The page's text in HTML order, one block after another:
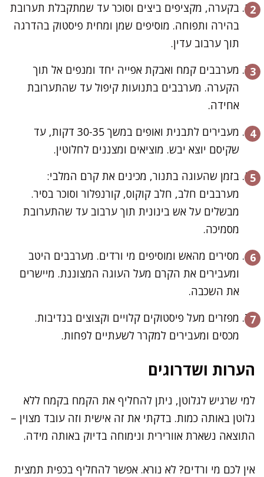
בקערה, מקציפים ביצים וסוכר עד שמתקבלת תערובת
בהירה ותפוחה. מוסיפים שמן ומחית פיסטוק בהדרגה
תוך ערבוב עדין.
מערבבים קמח ואבקת אפייה יחד ומנפים אל תוך
הקערה. מערבבים בתנועות קיפול עד שהתערובת
אחידה.
מעבירים לתבנית ואופים במשך 30-35 דקות, עד
שקיסם יוצא יבש. מוציאים ומצננים לחלוטין.
בזמן שהעוגה בתנור, מכינים את קרם המלבי:
מערבבים חלב, חלב קוקוס, קורנפלור וסוכר בסיר.
מבשלים על אש בינונית תוך ערבוב עד שהתערובת
מסמיכה.
מסירים מהאש ומוסיפים מי ורדים. מערבבים היטב
ומעבירים את הקרם מעל העוגה המצוננת. מיישרים
את השכבה.
מפזרים מעל פיסטוקים קלויים וקצוצים בנדיבות.
מכסים ומעבירים למקרר לשעתיים לפחות.
הערות ושדרוגים
למי שרגיש לגלוטן, ניתן להחליף את הקמח בקמח ללא
גלוטן באותה כמות. בדקתי את זה אישית וזה עובד מצוין –
התוצאה נשארת אוורירית ונימוחה בדיוק באותה מידה.
אין לכם מי ורדים? לא נורא. אפשר להחליף בכפית תמצית